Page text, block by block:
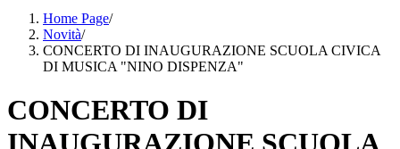
Home Page/
Novità/
CONCERTO DI INAUGURAZIONE SCUOLA CIVICA
DI MUSICA "NINO DISPENZA"
CONCERTO DI